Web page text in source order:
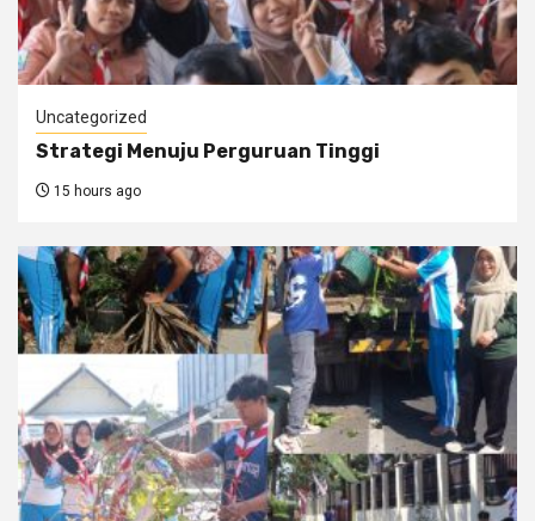
Uncategorized
Strategi Menuju Perguruan Tinggi
15 hours ago